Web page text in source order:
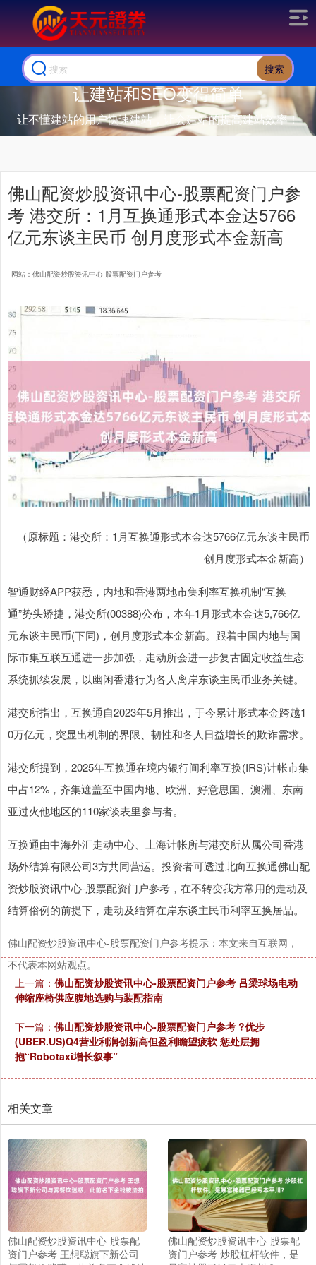
搜索
让建站和SEO变得简单
让不懂建站的用户快速建站，让会建站的提高建站效率！
佛山配资炒股资讯中心-股票配资门户参
考 港交所：1月互换通形式本金达5766
亿元东谈主民币 创月度形式本金新高
网站：佛山配资炒股资讯中心-股票配资门户参考
（原标题：港交所：1月互换通形式本金达5766亿元东谈主民币
创月度形式本金新高）
智通财经APP获悉，内地和香港两地市集利率互换机制“互换
通”势头矫捷，港交所(00388)公布，本年1月形式本金达5,766亿
元东谈主民币(下同)，创月度形式本金新高。跟着中国内地与国
际市集互联互通进一步加强，走动所会进一步复古固定收益生态
系统抓续发展，以幽闲香港行为各人离岸东谈主民币业务关键。
港交所指出，互换通自2023年5月推出，于今累计形式本金跨越1
0万亿元，突显出机制的界限、韧性和各人日益增长的欺诈需求。
港交所提到，2025年互换通在境内银行间利率互换(IRS)计帐市集
中占12%，齐集遮盖至中国内地、欧洲、好意思国、澳洲、东南
亚过火他地区的110家谈表里参与者。
互换通由中海外汇走动中心、上海计帐所与港交所从属公司香港
场外结算有限公司3方共同营运。投资者可透过北向互换通佛山配
资炒股资讯中心-股票配资门户参考，在不转变我方常用的走动及
结算俗例的前提下，走动及结算在岸东谈主民币利率互换居品。
佛山配资炒股资讯中心-股票配资门户参考提示：本文来自互联网，
不代表本网站观点。
上一篇： 佛山配资炒股资讯中心-股票配资门户参考 吕梁球场电动
伸缩座椅供应腹地选购与装配指南
下一篇： 佛山配资炒股资讯中心-股票配资门户参考 ?优步
(UBER.US)Q4营业利润创新高但盈利瞻望疲软 惩处层拥
抱“Robotaxi增长叙事”
相关文章
佛山配资炒股资讯中心-股票配
资门户参考 王想聪旗下新公司
佛山配资炒股资讯中心-股票配
资门户参考 炒股杠杆软件，是